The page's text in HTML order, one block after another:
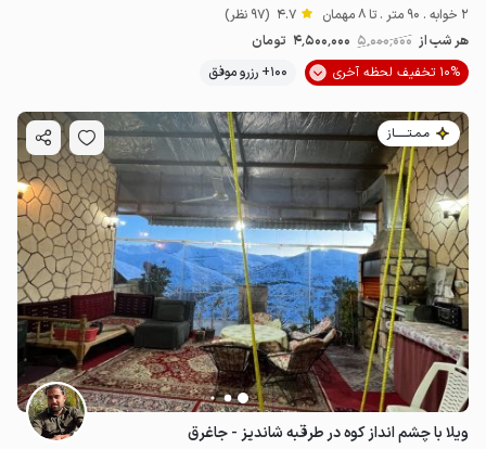
2 خوابه . 90 متر . تا 8 مهمان 4.7 (97 نظر)
هر شب از 5٬000٬000 4٬500٬000 تومان
10% تخفیف لحظه آخری
100+ رزرو موفق
مـمـتــــــاز
ویلا با چشم انداز کوه در طرقبه شاندیز - جاغرق